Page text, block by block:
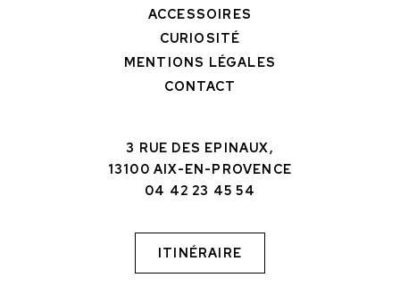
ACCESSOIRES
CURIOSITÉ
MENTIONS LÉGALES
CONTACT
3 RUE DES EPINAUX,
13100 AIX-EN-PROVENCE
04 42 23 45 54
ITINÉRAIRE